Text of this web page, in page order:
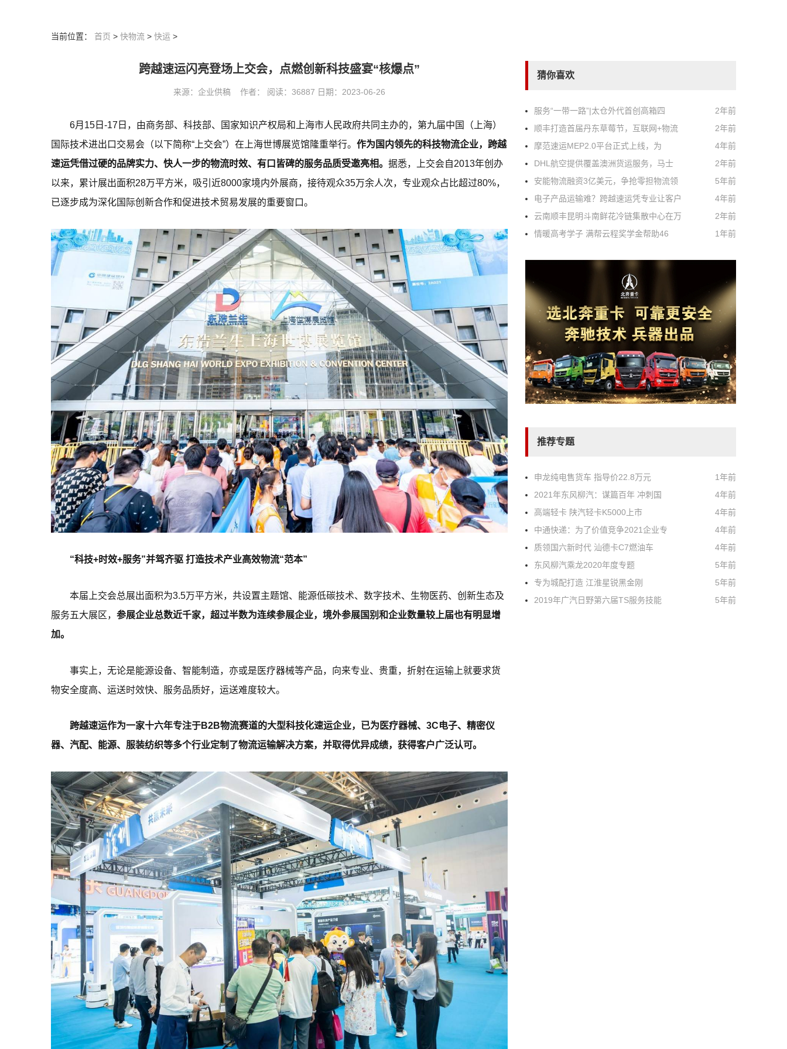
当前位置： 首页 > 快物流 > 快运 >
跨越速运闪亮登场上交会，点燃创新科技盛宴“核爆点”
来源：企业供稿 作者： 阅读：36887 日期：2023-06-26
6月15日-17日，由商务部、科技部、国家知识产权局和上海市人民政府共同主办的，第九届中国（上海）
国际技术进出口交易会（以下简称“上交会”）在上海世博展览馆隆重举行。 作为国内领先的科技物流企业，跨越
速运凭借过硬的品牌实力、快人一步的物流时效、有口皆碑的服务品质受邀亮相。 据悉，上交会自2013年创办
以来，累计展出面积28万平方米，吸引近8000家境内外展商，接待观众35万余人次，专业观众占比超过80%，
已逐步成为深化国际创新合作和促进技术贸易发展的重要窗口。
“科技+时效+服务”并驾齐驱 打造技术产业高效物流“范本”
本届上交会总展出面积为3.5万平方米，共设置主题馆、能源低碳技术、数字技术、生物医药、创新生态及
服务五大展区， 参展企业总数近千家，超过半数为连续参展企业，境外参展国别和企业数量较上届也有明显增
加。
事实上，无论是能源设备、智能制造，亦或是医疗器械等产品，向来专业、贵重，折射在运输上就要求货
物安全度高、运送时效快、服务品质好，运送难度较大。
跨越速运作为一家十六年专注于B2B物流赛道的大型科技化速运企业，已为医疗器械、3C电子、精密仪
器、汽配、能源、服装纺织等多个行业定制了物流运输解决方案，并取得优异成绩，获得客户广泛认可。
猜你喜欢
服务“一带一路”|太仓外代首创高箱四
2年前
顺丰打造首届丹东草莓节，互联网+物流
2年前
摩范速运MEP2.0平台正式上线，为
4年前
DHL航空提供覆盖澳洲货运服务，马士
2年前
安能物流融资3亿美元，争抢零担物流领
5年前
电子产品运输难？跨越速运凭专业让客户
4年前
云南顺丰昆明斗南鲜花冷链集散中心在万
2年前
情暖高考学子 满帮云程奖学金帮助46
1年前
推荐专题
申龙纯电售货车 指导价22.8万元
1年前
2021年东风柳汽：谋篇百年 冲刺国
4年前
高端轻卡 陕汽轻卡K5000上市
4年前
中通快递：为了价值竞争2021企业专
4年前
质领国六新时代 汕德卡C7燃油车
4年前
东风柳汽乘龙2020年度专题
5年前
专为城配打造 江淮星锐黑金刚
5年前
2019年广汽日野第六届TS服务技能
5年前